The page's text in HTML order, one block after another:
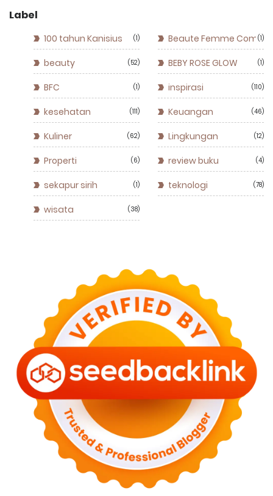
Label
100 tahun Kanisius 1 Beaute Femme 1
beauty 52 BEBY ROSE GLOW 1
BFC 1 inspirasi 110
kesehatan 111 Keuangan 46
Kuliner 62 Lingkungan 12
Properti 6 review buku 4
sekapur sirih 1 teknologi 78
wisata 38